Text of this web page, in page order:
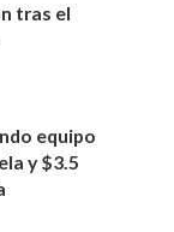
tras el
equipo
y $3.5